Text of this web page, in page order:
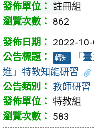
註冊組
862
2022-
轉知
「
進」特教知能研習
教師研習
特教組
583